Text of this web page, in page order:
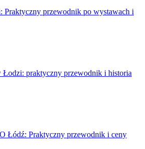
Praktyczny przewodnik po wystawach i
praktyczny przewodnik i historia
Łódź: Praktyczny przewodnik i ceny